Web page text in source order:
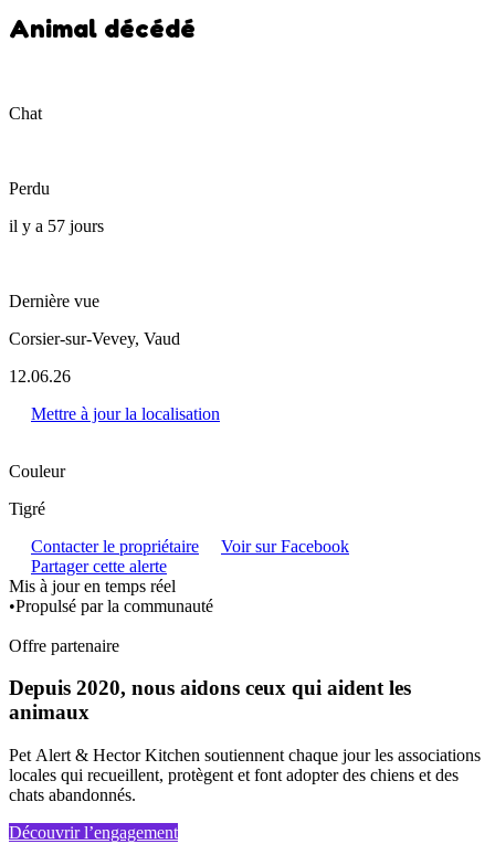
Animal décédé
Chat
Perdu
il y a 57 jours
Dernière vue
Corsier-sur-Vevey, Vaud
12.06.26
Mettre à jour la localisation
Couleur
Tigré
Contacter le propriétaire
Voir sur Facebook
Partager cette alerte
Mis à jour en temps réel
•Propulsé par la communauté
Offre partenaire
Depuis 2020, nous aidons ceux qui aident les
animaux
Pet Alert & Hector Kitchen soutiennent chaque jour les associations
locales qui recueillent, protègent et font adopter des chiens et des
chats abandonnés.
Découvrir l’engagement